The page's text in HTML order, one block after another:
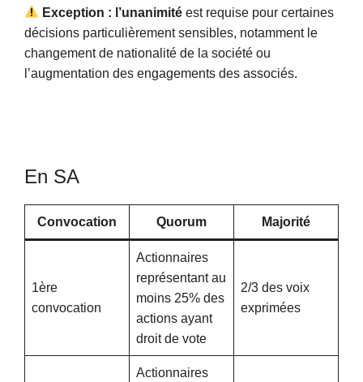
Exception : l’unanimité est requise pour certaines
décisions particulièrement sensibles, notamment le
changement de nationalité de la société ou
l’augmentation des engagements des associés.
En SA
Convocation Quorum Majorité
1ère
convocation
Actionnaires
représentant au
moins 25% des
actions ayant
droit de vote
2/3 des voix
exprimées
Actionnaires